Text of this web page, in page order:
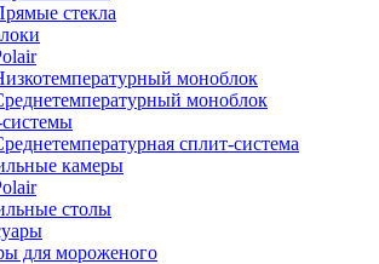
стекла
моноблок
моноблок
сплит-система
камеры
столы
для мороженого